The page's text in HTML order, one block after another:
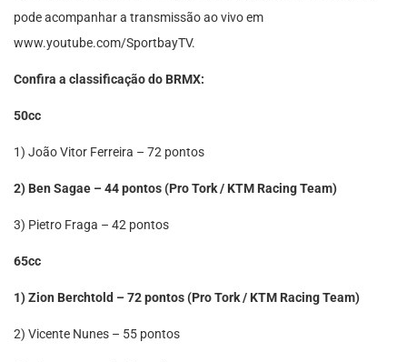
pode acompanhar a transmissão ao vivo em
www.youtube.com/SportbayTV.
Confira a classificação do BRMX:
50cc
1) João Vitor Ferreira – 72 pontos
2) Ben Sagae – 44 pontos (Pro Tork / KTM Racing Team)
3) Pietro Fraga – 42 pontos
65cc
1) Zion Berchtold – 72 pontos (Pro Tork / KTM Racing Team)
2) Vicente Nunes – 55 pontos